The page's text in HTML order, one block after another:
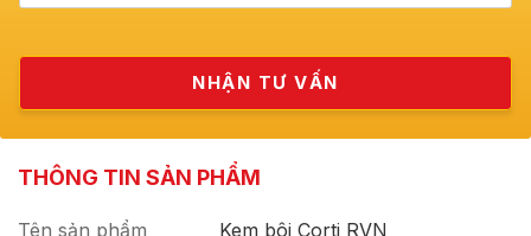
THÔNG TIN SẢN PHẨM
Tên sản phẩm Kem bôi Corti RVN